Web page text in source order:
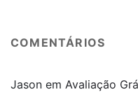
COMENTÁRIOS
Jason em Avaliação